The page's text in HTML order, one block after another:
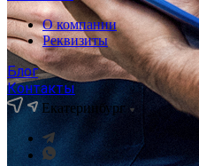
О компании
Реквизиты
Блог
Контакты
Екатеринбург